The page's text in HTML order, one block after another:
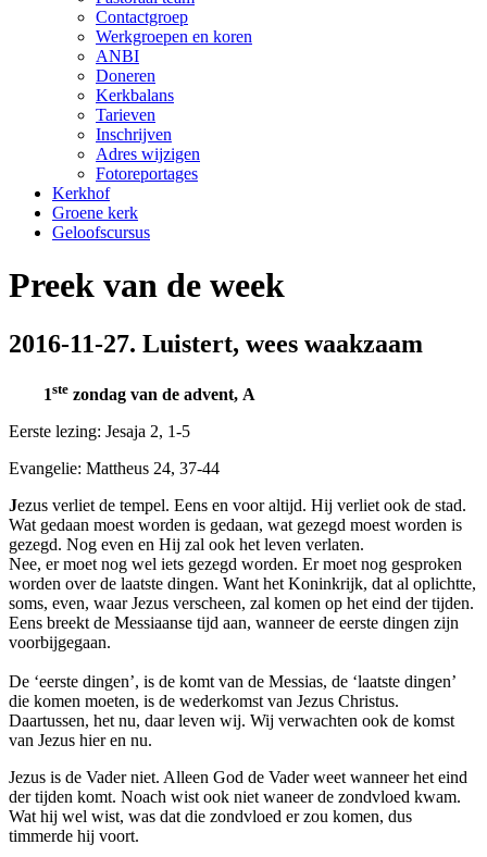
Contactgroep
Werkgroepen en koren
ANBI
Doneren
Kerkbalans
Tarieven
Inschrijven
Adres wijzigen
Fotoreportages
Kerkhof
Groene kerk
Geloofscursus
Preek van de week
2016-11-27. Luistert, wees waakzaam
1ste zondag van de advent, A
Eerste lezing: Jesaja 2, 1-5
Evangelie: Mattheus 24, 37-44
Jezus verliet de tempel. Eens en voor altijd. Hij verliet ook de stad.
Wat gedaan moest worden is gedaan, wat gezegd moest worden is
gezegd. Nog even en Hij zal ook het leven verlaten.
Nee, er moet nog wel iets gezegd worden. Er moet nog gesproken
worden over de laatste dingen. Want het Koninkrijk, dat al oplichtte,
soms, even, waar Jezus verscheen, zal komen op het eind der tijden.
Eens breekt de Messiaanse tijd aan, wanneer de eerste dingen zijn
voorbijgegaan.
De ‘eerste dingen’, is de komt van de Messias, de ‘laatste dingen’
die komen moeten, is de wederkomst van Jezus Christus.
Daartussen, het nu, daar leven wij. Wij verwachten ook de komst
van Jezus hier en nu.
Jezus is de Vader niet. Alleen God de Vader weet wanneer het eind
der tijden komt. Noach wist ook niet waneer de zondvloed kwam.
Wat hij wel wist, was dat die zondvloed er zou komen, dus
timmerde hij voort.